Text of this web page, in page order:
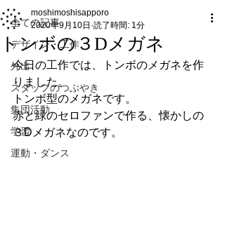
全ての記事
デザイン・工作
外出
スタッフのつぶやき
集団活動
学習
運動・ダンス
トンボの３Dメガネ
moshimoshisapporo
2020年9月10日 読了時間: 1分
今日の工作では、トンボのメガネを作
りました。
トンボ型のメガネです。
赤と緑のセロファンで作る、懐かしの
３Dメガネなのです。